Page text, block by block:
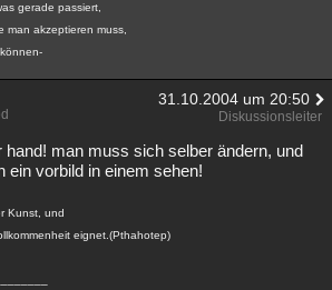
gerade passiert,
man akzeptieren muss,
31.10.2004 um 20:50
Diskussionsleiter
hand! man muss sich selber ändern, und
ein vorbild in einem sehen!
Kunst, und
eignet.(Pthahotep)